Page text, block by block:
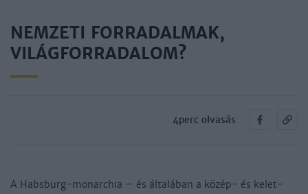
NEMZETI FORRADALMAK,
VILÁGFORRADALOM?
4perc olvasás
A Habsburg-monarchia – és általában a közép- és kelet-